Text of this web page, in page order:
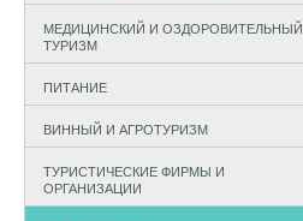
МЕДИЦИНСКИЙ И ОЗДОРОВИТЕЛЬНЫЙ
ТУРИЗМ
ПИТАНИЕ
ВИННЫЙ И АГРОТУРИЗМ
ТУРИСТИЧЕСКИЕ ФИРМЫ И
ОРГАНИЗАЦИИ